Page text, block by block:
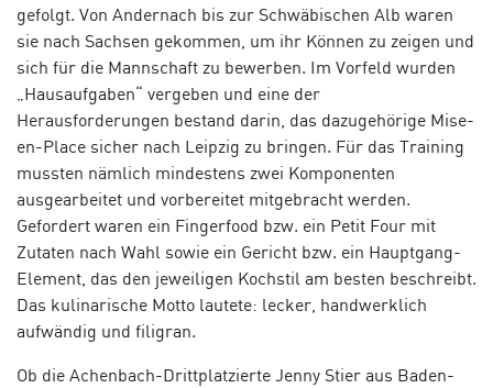
gefolgt. Von Andernach bis zur Schwäbischen Alb waren
sie nach Sachsen gekommen, um ihr Können zu zeigen und
sich für die Mannschaft zu bewerben. Im Vorfeld wurden
„Hausaufgaben“ vergeben und eine der
Herausforderungen bestand darin, das dazugehörige Mise-
en-Place sicher nach Leipzig zu bringen. Für das Training
mussten nämlich mindestens zwei Komponenten
ausgearbeitet und vorbereitet mitgebracht werden.
Gefordert waren ein Fingerfood bzw. ein Petit Four mit
Zutaten nach Wahl sowie ein Gericht bzw. ein Hauptgang-
Element, das den jeweiligen Kochstil am besten beschreibt.
Das kulinarische Motto lautete: lecker, handwerklich
aufwändig und filigran.
Ob die Achenbach-Drittplatzierte Jenny Stier aus Baden-